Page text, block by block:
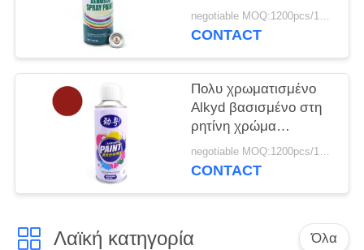
μέταλλο
negotiable MOQ:1200pcs/100ctns για κάθε χρώμα
CONTACT
Πολυ χρωματισμένο
Alkyd βασισμένο στη
ρητίνη χρώμα
ψεκασμού Rustoleum negotiable MOQ:1200pcs/100ctns για κάθε χρώμα
CONTACT
Λαϊκή κατηγορία Όλα